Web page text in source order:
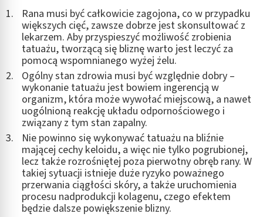
Rana musi być całkowicie zagojona, co w przypadku
większych cięć, zawsze dobrze jest skonsultować z
lekarzem. Aby przyspieszyć możliwość zrobienia
tatuażu, tworzącą się bliznę warto jest leczyć za
pomocą wspomnianego wyżej żelu.
Ogólny stan zdrowia musi być względnie dobry –
wykonanie tatuażu jest bowiem ingerencją w
organizm, która może wywołać miejscową, a nawet
uogólnioną reakcję układu odpornościowego i
związany z tym stan zapalny.
Nie powinno się wykonywać tatuażu na bliźnie
mającej cechy keloidu, a więc nie tylko pogrubionej,
lecz także rozrośniętej poza pierwotny obręb rany. W
takiej sytuacji istnieje duże ryzyko poważnego
przerwania ciągłości skóry, a także uruchomienia
procesu nadprodukcji kolagenu, czego efektem
będzie dalsze powiększenie blizny.